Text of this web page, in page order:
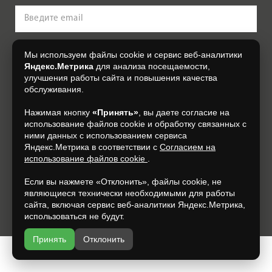
Оплата
Сотрудничество
Галерея объектов
Контакты
персональных данных, на условиях и для целей, определенных в
Согласии на обработку персональных данных
+7 (930) 305-85-90
Разработка и продвижение —espirestudio.ru
Мы используем файлы cookie и сервис веб-аналитики
Яндекс.Метрика для анализа посещаемости,
улучшения работы сайта и повышения качества
обслуживания.
Нажимая кнопку «Принять» , вы даете согласие на
использование файлов cookie и обработку связанных с
ними данных с использованием сервиса
Яндекс.Метрика в соответствии с Согласием на
использование файлов cookie
Если вы нажмете «Отклонить», файлы cookie, не
являющиеся технически необходимыми для работы
сайта, включая сервис веб-аналитики Яндекс.Метрика,
использоваться не будут.
Принять Отклонить